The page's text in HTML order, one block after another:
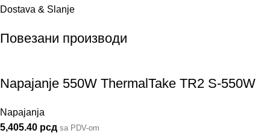
Dostava & Slanje
Повезани производи
Napajanje 550W ThermalTake TR2 S-550W
Napajanja
5,405.40 рсд sa PDV-om